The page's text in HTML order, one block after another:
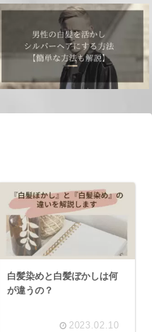
白髪染めと白髪ぼかしは何
が違うの？
2023.02.10